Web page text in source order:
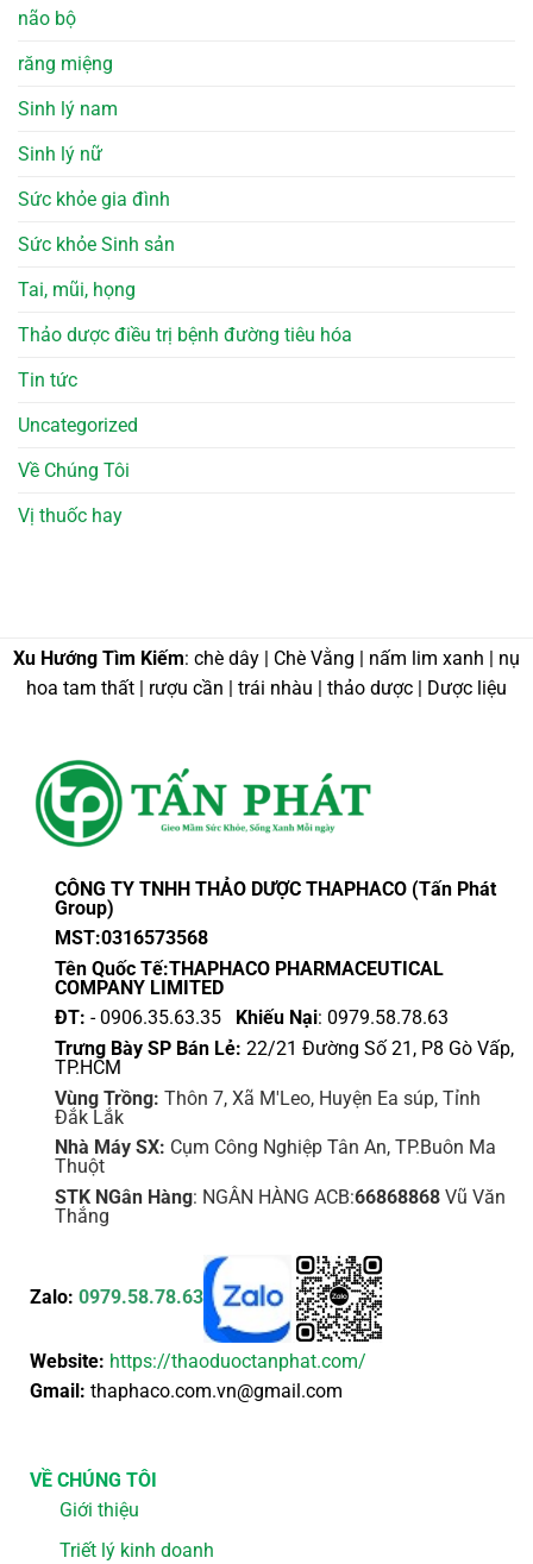
não bộ
răng miệng
Sinh lý nam
Sinh lý nữ
Sức khỏe gia đình
Sức khỏe Sinh sản
Tai, mũi, họng
Thảo dược điều trị bệnh đường tiêu hóa
Tin tức
Uncategorized
Về Chúng Tôi
Vị thuốc hay
Xu Hướng Tìm Kiếm: chè dây | Chè Vằng | nấm lim xanh | nụ
hoa tam thất | rượu cần | trái nhàu | thảo dược | Dược liệu
CÔNG TY TNHH THẢO DƯỢC THAPHACO (Tấn Phát
Group)
MST:0316573568
Tên Quốc Tế:THAPHACO PHARMACEUTICAL
COMPANY LIMITED
ĐT: - 0906.35.63.35 Khiếu Nại: 0979.58.78.63
Trưng Bày SP Bán Lẻ: 22/21 Đường Số 21, P8 Gò Vấp,
TP.HCM
Vùng Trồng: Thôn 7, Xã M'Leo, Huyện Ea súp, Tỉnh
Đắk Lắk
Nhà Máy SX: Cụm Công Nghiệp Tân An, TP.Buôn Ma
Thuột
STK NGân Hàng: NGÂN HÀNG ACB:66868868Vũ Văn
Thắng
Zalo: 0979.58.78.63
Website: https://thaoduoctanphat.com/
Gmail: thaphaco.com.vn@gmail.com
VỀ CHÚNG TÔI
Giới thiệu
Triết lý kinh doanh